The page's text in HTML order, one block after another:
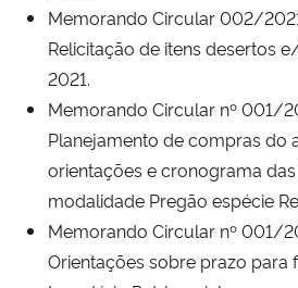
Memorando Circular 002/
Relicitação de itens desertos
2021.
Memorando Circular nº 001/
Planejamento de compras do
orientações e cronograma
modalidade Pregão espécie
Memorando Circular nº 001/
Orientações sobre prazo para